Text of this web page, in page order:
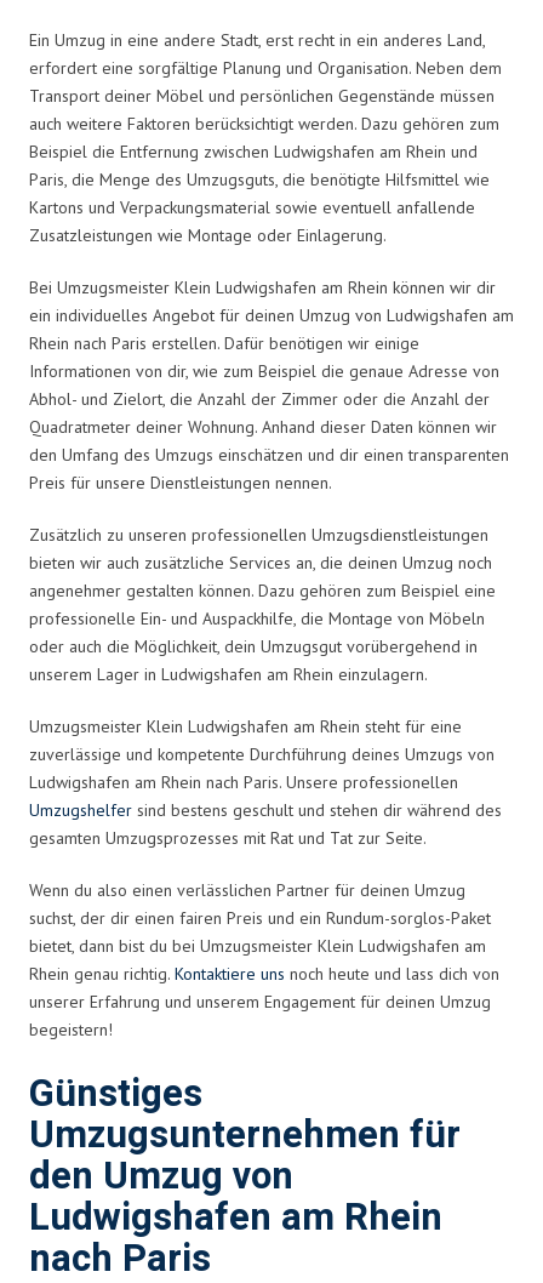
Ein Umzug in eine andere Stadt, erst recht in ein anderes Land,
erfordert eine sorgfältige Planung und Organisation. Neben dem
Transport deiner Möbel und persönlichen Gegenstände müssen
auch weitere Faktoren berücksichtigt werden. Dazu gehören zum
Beispiel die Entfernung zwischen Ludwigshafen am Rhein und
Paris, die Menge des Umzugsguts, die benötigte Hilfsmittel wie
Kartons und Verpackungsmaterial sowie eventuell anfallende
Zusatzleistungen wie Montage oder Einlagerung.
Bei Umzugsmeister Klein Ludwigshafen am Rhein können wir dir
ein individuelles Angebot für deinen Umzug von Ludwigshafen am
Rhein nach Paris erstellen. Dafür benötigen wir einige
Informationen von dir, wie zum Beispiel die genaue Adresse von
Abhol- und Zielort, die Anzahl der Zimmer oder die Anzahl der
Quadratmeter deiner Wohnung. Anhand dieser Daten können wir
den Umfang des Umzugs einschätzen und dir einen transparenten
Preis für unsere Dienstleistungen nennen.
Zusätzlich zu unseren professionellen Umzugsdienstleistungen
bieten wir auch zusätzliche Services an, die deinen Umzug noch
angenehmer gestalten können. Dazu gehören zum Beispiel eine
professionelle Ein- und Auspackhilfe, die Montage von Möbeln
oder auch die Möglichkeit, dein Umzugsgut vorübergehend in
unserem Lager in Ludwigshafen am Rhein einzulagern.
Umzugsmeister Klein Ludwigshafen am Rhein steht für eine
zuverlässige und kompetente Durchführung deines Umzugs von
Ludwigshafen am Rhein nach Paris. Unsere professionellen
Umzugshelfer sind bestens geschult und stehen dir während des
gesamten Umzugsprozesses mit Rat und Tat zur Seite.
Wenn du also einen verlässlichen Partner für deinen Umzug
suchst, der dir einen fairen Preis und ein Rundum-sorglos-Paket
bietet, dann bist du bei Umzugsmeister Klein Ludwigshafen am
Rhein genau richtig. Kontaktiere uns noch heute und lass dich von
unserer Erfahrung und unserem Engagement für deinen Umzug
begeistern!
Günstiges
Umzugsunternehmen für
den Umzug von
Ludwigshafen am Rhein
nach Paris